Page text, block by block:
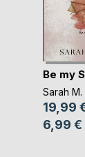
Be my
Sarah
19,99
6,99 €